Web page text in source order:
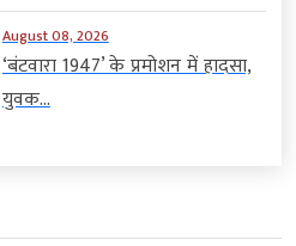
August 08, 2026
‘बंटवारा 1947’ के प्रमोशन में हादसा,
युवक...